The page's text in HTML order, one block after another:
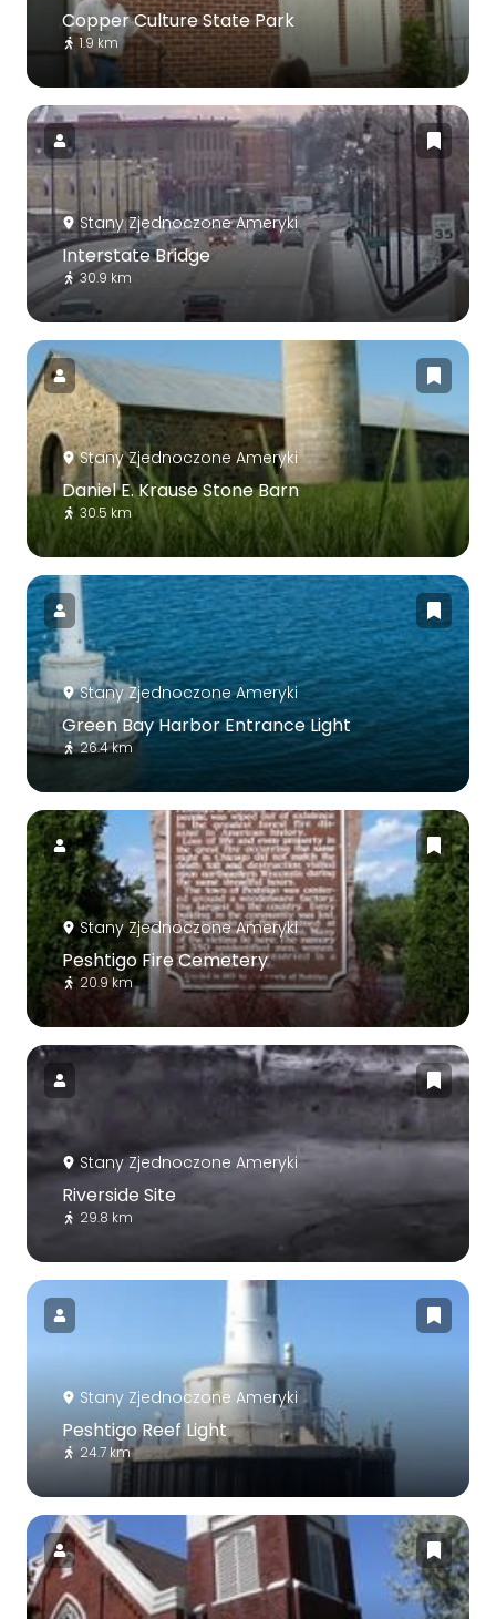
Copper Culture State Park
1.9 km
Stany Zjednoczone Ameryki
Interstate Bridge
30.9 km
Stany Zjednoczone Ameryki
Daniel E. Krause Stone Barn
30.5 km
Stany Zjednoczone Ameryki
Green Bay Harbor Entrance Light
26.4 km
Stany Zjednoczone Ameryki
Peshtigo Fire Cemetery
20.9 km
Stany Zjednoczone Ameryki
Riverside Site
29.8 km
Stany Zjednoczone Ameryki
Peshtigo Reef Light
24.7 km